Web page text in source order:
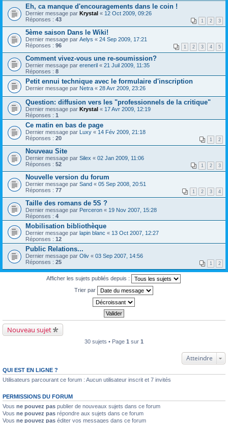
Eh, ca manque d'encouragements dans le coin !
Dernier message par Krystal « 12 Oct 2009, 09:26
Réponses : 43 1 2 3
5ème saison Dans le Wiki!
Dernier message par Aelys « 24 Sep 2009, 17:21
Réponses : 96 1 2 3 4 5
Comment vivez-vous une re-soumission?
Dernier message par ereneril « 21 Juil 2009, 11:35
Réponses : 8
Petit ennui technique avec le formulaire d'inscription
Dernier message par Netra « 28 Avr 2009, 23:26
Question: diffusion vers les "professionnels de la critique"
Dernier message par Krystal « 17 Avr 2009, 12:19
Réponses : 1
Ce matin en bas de page
Dernier message par Luxy « 14 Fév 2009, 21:18
Réponses : 20 1 2
Nouveau Site
Dernier message par Silex « 02 Jan 2009, 11:06
Réponses : 52 1 2 3
Nouvelle version du forum
Dernier message par Sand « 05 Sep 2008, 20:51
Réponses : 77 1 2 3 4
Taille des romans de 5S ?
Dernier message par Perceron « 19 Nov 2007, 15:28
Réponses : 4
Mobilisation bibliothèque
Dernier message par lapin blanc « 13 Oct 2007, 12:27
Réponses : 12
Public Relations...
Dernier message par Oliv « 03 Sep 2007, 14:56
Réponses : 25 1 2
Afficher les sujets publiés depuis :
Trier par
Nouveau sujet
30 sujets • Page 1 sur 1
Atteindre
QUI EST EN LIGNE ?
Utilisateurs parcourant ce forum : Aucun utilisateur inscrit et 7 invités
PERMISSIONS DU FORUM
Vous ne pouvez pas publier de nouveaux sujets dans ce forum
Vous ne pouvez pas répondre aux sujets dans ce forum
Vous ne pouvez pas éditer vos messages dans ce forum